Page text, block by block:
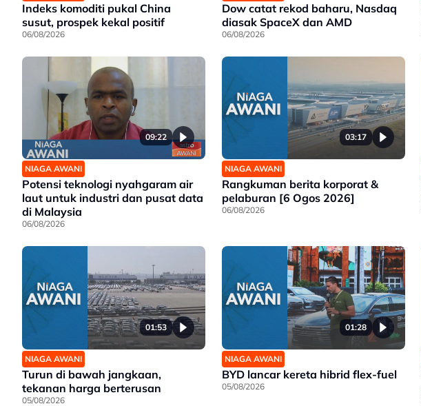
Indeks komoditi pukal China
susut, prospek kekal positif
06/08/2026
Dow catat rekod baharu, Nasdaq
diasak SpaceX dan AMD
06/08/2026
09:22
NIAGA AWANI
Potensi teknologi nyahgaram air
laut untuk industri dan pusat data
di Malaysia
06/08/2026
03:17
NIAGA AWANI
Rangkuman berita korporat &
pelaburan [6 Ogos 2026]
06/08/2026
01:53
NIAGA AWANI
Turun di bawah jangkaan,
tekanan harga berterusan
05/08/2026
01:28
NIAGA AWANI
BYD lancar kereta hibrid flex-fuel
05/08/2026